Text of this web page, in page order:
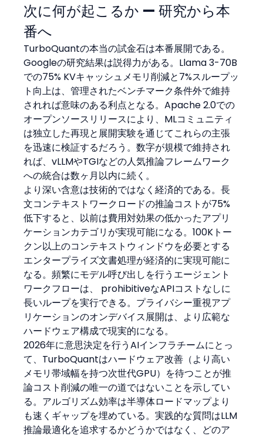
次に何が起こるか — 研究から本
番へ
TurboQuantの本当の試金石は本番展開である。
Googleの研究結果は説得力がある。Llama 3-70B
での75% KVキャッシュメモリ削減と7%スループッ
ト向上は、管理されたベンチマーク条件外で維持
されれば意味のある利点となる。Apache 2.0での
オープンソースリリースにより、MLコミュニティ
は独立した再現と展開実験を通じてこれらの主張
を迅速に検証するだろう。数字が規模で維持され
れば、vLLMやTGIなどの人気推論フレームワーク
への統合は数ヶ月以内に続く。
より深い含意は技術的ではなく経済的である。長
文コンテキストワークロードの推論コストが75%
低下すると、以前は費用対効果の低かったアプリ
ケーションカテゴリが実現可能になる。100Kトー
クン以上のコンテキストウィンドウを必要とする
エンタープライズ文書処理が経済的に実現可能に
なる。頻繁にモデル呼び出しを行うエージェント
ワークフローは、 prohibitiveなAPIコストなしに
長いループを実行できる。プライバシー重視アプ
リケーションのオンデバイス展開は、より広範な
ハードウェア構成で現実的になる。
2026年に意思決定を行うAIインフラチームにとっ
て、TurboQuantはハードウェア改善（より高い
メモリ帯域幅を持つ次世代GPU）を待つことが推
論コスト削減の唯一の道ではないことを示してい
る。アルゴリズム効率は半導体ロードマップより
も速くギャップを埋めている。実践的な質問はLLM
推論最適化を追求するかどうかではなく、どのア